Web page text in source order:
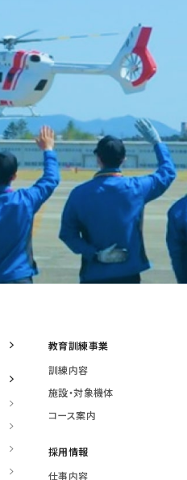
教育訓練事業
訓練内容
施設・対象機体
コース案内
採用情報
仕事内容